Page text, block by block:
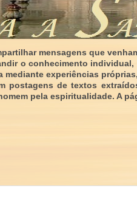
mensagens que
o conhecimento
experiências
postagens de textos
pela espiritualidade. A